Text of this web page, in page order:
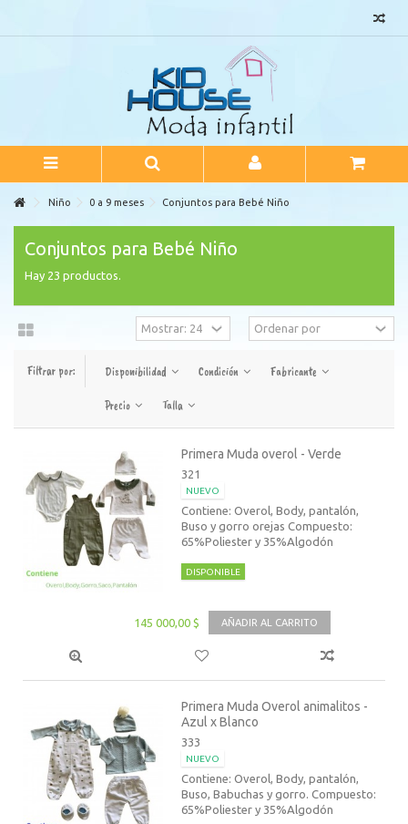
Niño 0 a 9 meses Conjuntos para Bebé Niño
Conjuntos para Bebé Niño
Hay 23 productos.
Filtrar por: Disponibilidad Condición Fabricante
Precio Talla
Primera Muda overol - Verde
321
NUEVO
Contiene: Overol, Body, pantalón,
Buso y gorro orejas Compuesto:
65%Poliester y 35%Algodón
DISPONIBLE
145 000,00 $ AÑADIR AL CARRITO
Primera Muda Overol animalitos -
Azul x Blanco
333
NUEVO
Contiene: Overol, Body, pantalón,
Buso, Babuchas y gorro. Compuesto:
65%Poliester y 35%Algodón